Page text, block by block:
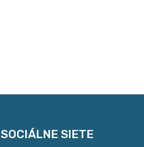
SOCIÁLNE SIETE